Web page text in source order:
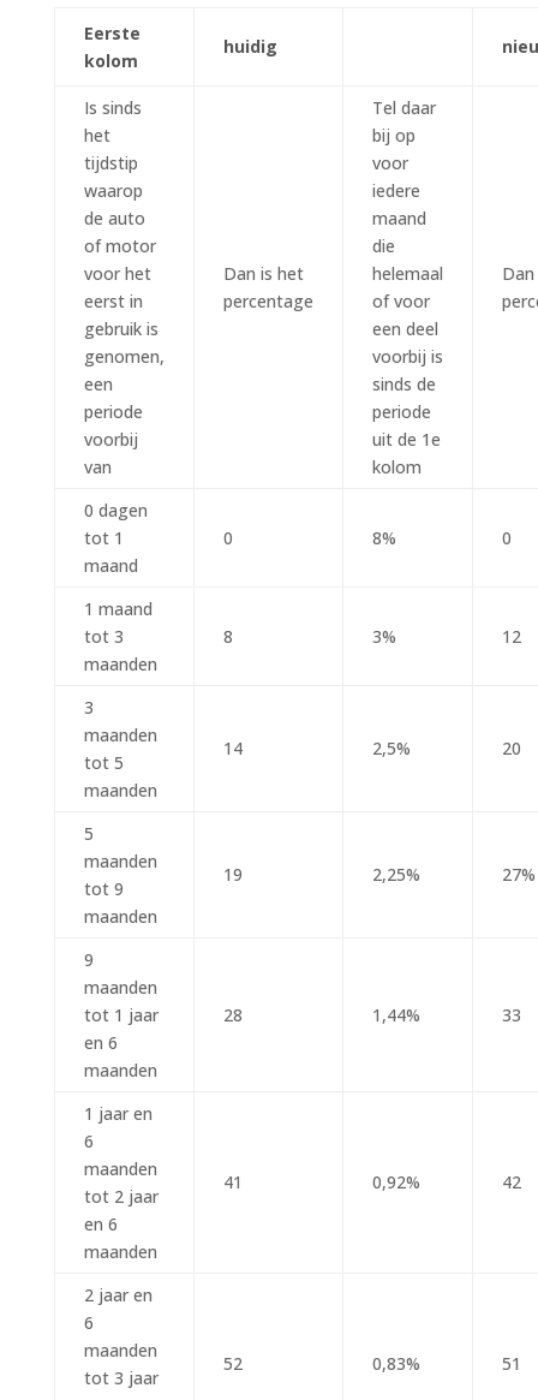
Eerste
kolom
huidig
Is sinds
het
tijdstip
waarop
de auto
of motor
voor het
eerst in
gebruik is
genomen,
een
periode
voorbij
van
Dan is het
percentage
Tel daar
bij op
voor
iedere
maand
die
helemaal
of voor
een deel
voorbij is
sinds de
periode
uit de 1e
kolom
0 dagen
tot 1
maand
0 8% 0
1 maand
tot 3
maanden
8 3% 12
3
maanden
tot 5
maanden
14 2,5% 20
5
maanden
tot 9
maanden
19 2,25% 27%
9
maanden
tot 1 jaar
en 6
maanden
28 1,44% 33
1 jaar en
6
maanden
tot 2 jaar
en 6
maanden
41 0,92% 42
2 jaar en
6
maanden
tot 3 jaar
52 0,83% 51